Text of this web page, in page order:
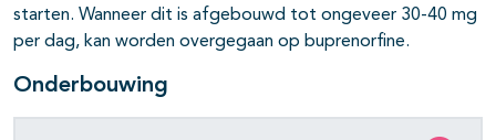
starten. Wanneer dit is afgebouwd tot ongeveer 30-40 mg
per dag, kan worden overgegaan op buprenorfine.
Onderbouwing